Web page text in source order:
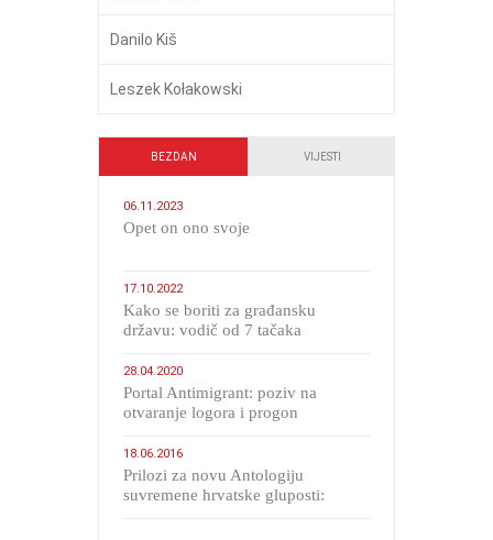
Danilo Kiš
Leszek Kołakowski
BEZDAN VIJESTI
06.11.2023
​Opet on ono svoje
17.10.2022
Kako se boriti za građansku
državu: vodič od 7 tačaka
28.04.2020
Portal Antimigrant: poziv na
otvaranje logora i progon
18.06.2016
Prilozi za novu Antologiju
suvremene hrvatske gluposti: